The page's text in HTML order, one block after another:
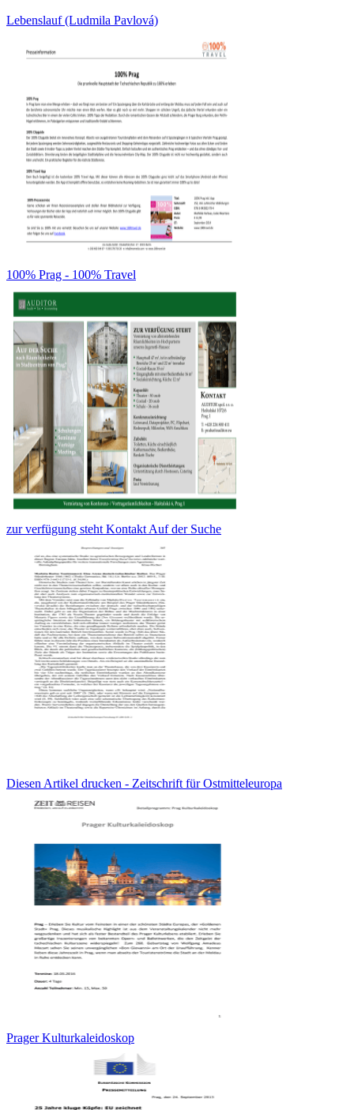
Lebenslauf (Ludmila Pavlová)
100% Prag - 100% Travel
zur verfügung steht Kontakt Auf der Suche
Diesen Artikel drucken - Zeitschrift für Ostmitteleuropa
Prager Kulturkaleidoskop